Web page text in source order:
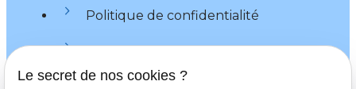
Politique de confidentialité
Plan du site
Le secret de nos cookies ?